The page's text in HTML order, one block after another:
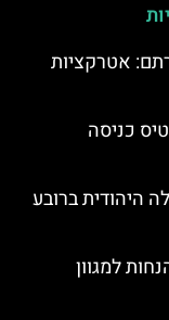
אטרקציות
כניסה
היהודית ברובע
למגוון